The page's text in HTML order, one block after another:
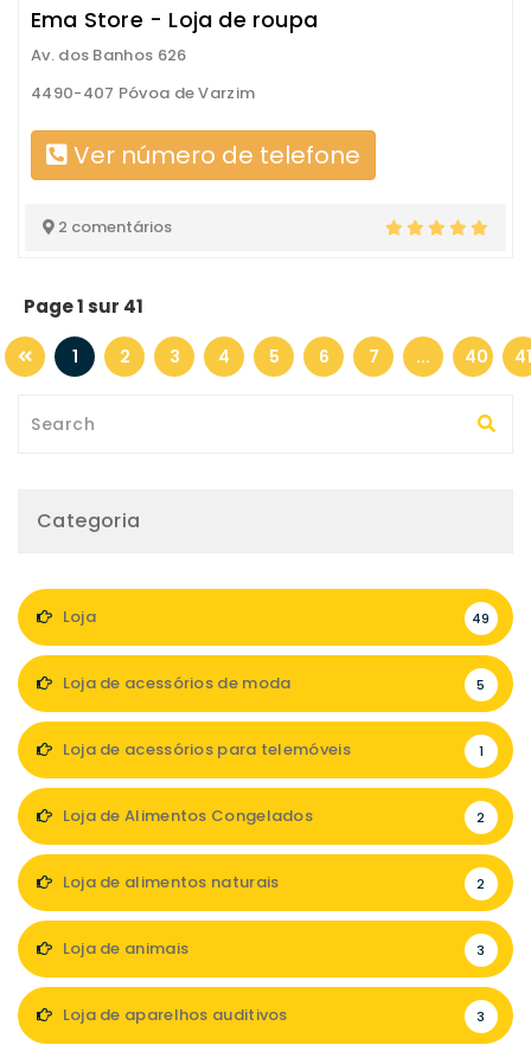
Ema Store - Loja de roupa
Av. dos Banhos 626
4490-407 Póvoa de Varzim
Ver número de telefone
2 comentários
Page 1 sur 41
1 2 3 4 5 6 7 ... 40 41
Categoria
Loja 49
Loja de acessórios de moda 5
Loja de acessórios para telemóveis 1
Loja de Alimentos Congelados 2
Loja de alimentos naturais 2
Loja de animais 3
Loja de aparelhos auditivos 3